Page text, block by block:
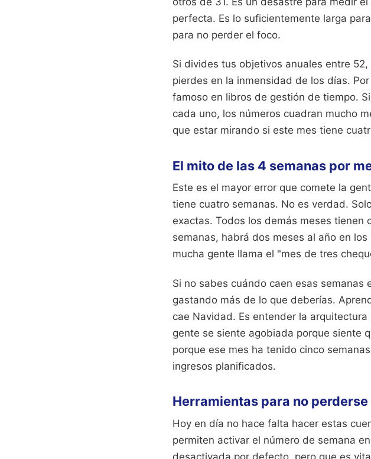
perfecta. Es lo suficientemente larga
para no perder el foco.
Si divides tus objetivos anuales entre
pierdes en la inmensidad de los días.
famoso en libros de gestión de tiempo.
cada uno, los números cuadran mucho
que estar mirando si este mes tiene
El mito de las 4 semanas por
Este es el mayor error que comete la
tiene cuatro semanas. No es verdad.
exactas. Todos los demás meses tienen
semanas, habrá dos meses al año en
mucha gente llama el "mes de tres
Si no sabes cuándo caen esas
gastando más de lo que deberías.
cae Navidad. Es entender la
gente se siente agobiada porque siente
porque ese mes ha tenido cinco
ingresos planificados.
Herramientas para no
Hoy en día no hace falta hacer estas
permiten activar el número de semana
desactivada por defecto, pero que es